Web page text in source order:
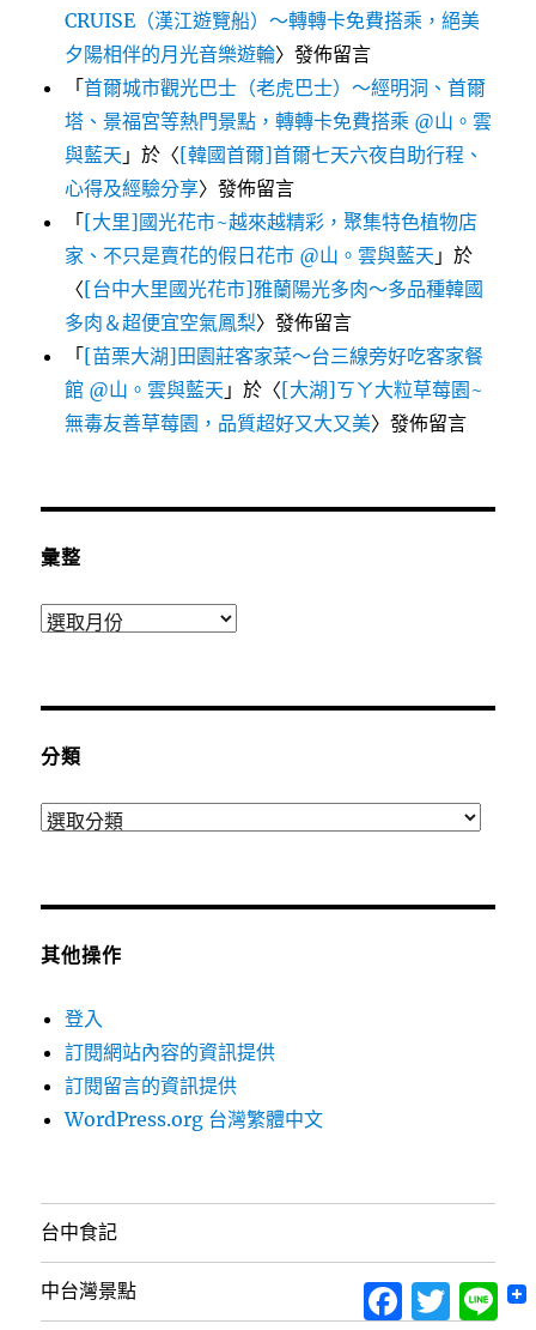
CRUISE（漢江遊覽船）～轉轉卡免費搭乘，絕美
夕陽相伴的月光音樂遊輪〉發佈留言
「首爾城市觀光巴士（老虎巴士）～經明洞、首爾
塔、景福宮等熱門景點，轉轉卡免費搭乘 @山。雲
與藍天 」於〈[韓國首爾]首爾七天六夜自助行程、
心得及經驗分享〉發佈留言
「[大里]國光花市~越來越精彩，聚集特色植物店
家、不只是賣花的假日花市 @山。雲與藍天 」於
〈[台中大里國光花市]雅蘭陽光多肉～多品種韓國
多肉＆超便宜空氣鳳梨〉發佈留言
「[苗栗大湖]田園莊客家菜～台三線旁好吃客家餐
館 @山。雲與藍天 」於〈[大湖]ㄎㄚ大粒草莓園~
無毒友善草莓園，品質超好又大又美〉發佈留言
彙整
彙
分類
分
其他操作
登入
訂閱網站內容的資訊提供
訂閱留言的資訊提供
WordPress.org 台灣繁體中文
台中食記
中台灣景點 Facebook
Twitter